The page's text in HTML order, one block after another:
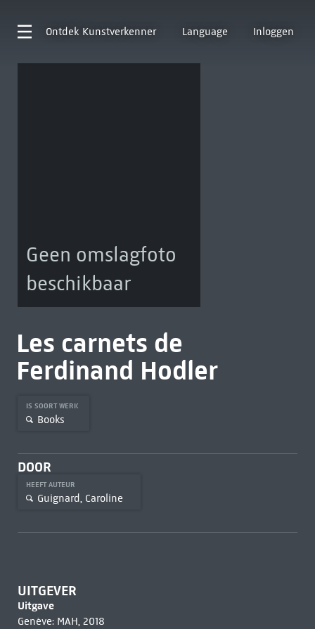
Ontdek Kunstverkenner Language Inloggen
Geen omslagfoto
beschikbaar
Les carnets de
Ferdinand Hodler
IS SOORT WERK
Books
DOOR
HEEFT AUTEUR
Guignard, Caroline
UITGEVER
Uitgave
Genève: MAH, 2018